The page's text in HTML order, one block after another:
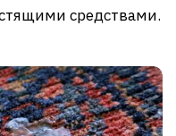
средствами.